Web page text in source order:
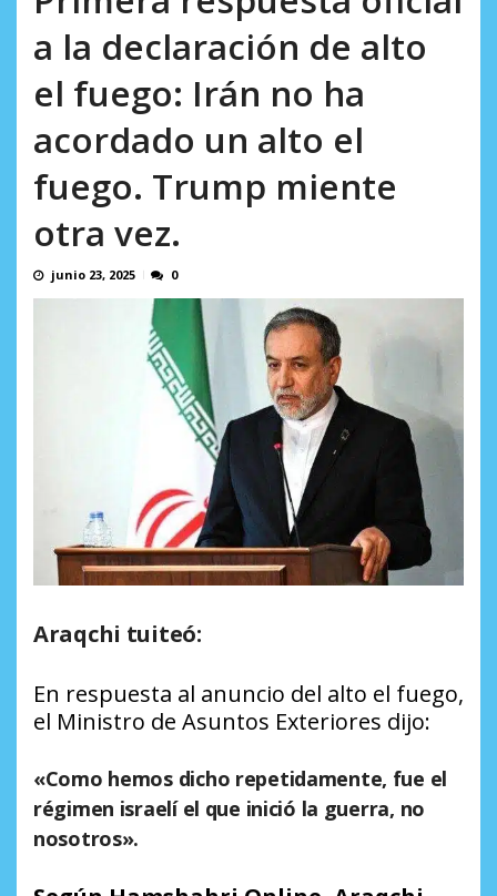
a la declaración de alto
el fuego: Irán no ha
acordado un alto el
fuego. Trump miente
otra vez.
junio 23, 2025 0
Araqchi tuiteó:
En respuesta al anuncio del alto el fuego,
el Ministro de Asuntos Exteriores dijo:
«Como hemos dicho repetidamente, fue el
régimen israelí el que inició la guerra, no
nosotros».